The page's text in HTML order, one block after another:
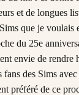
et de longues
que je voulais
du 25e
envie de rendre
fans des Sims
préféré de ce